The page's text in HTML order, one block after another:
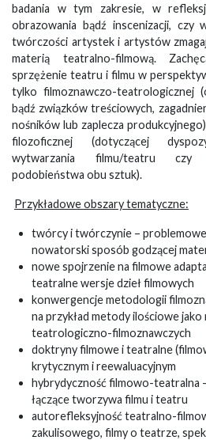
badania w tym zakresie, w
obrazowania bądź inscenizacji, czy
twórczości artystek i artystów
materią teatralno-filmową.
sprzężenie teatru i filmu w
tylko filmoznawczo-teatrologicznej
bądź związków treściowych,
nośników lub zaplecza
filozoficznej (dotyczącej
wytwarzania filmu/teatru czy
podobieństwa obu sztuk).
Przykładowe obszary tematyczne:
twórcy i twórczynie –
nowatorski sposób godzącej
nowe spojrzenie na filmowe
teatralne wersje dzieł filmowych
konwergencje metodologii
na przykład metody ilościowe jako
teatrologiczno-filmoznawczych
doktryny filmowe i teatralne
krytycznym i reewaluacyjnym
hybrydyczność filmowo-teatralna
łączące tworzywa filmu i teatru
autorefleksyjność teatralno-
zakulisowego, filmy o teatrze,